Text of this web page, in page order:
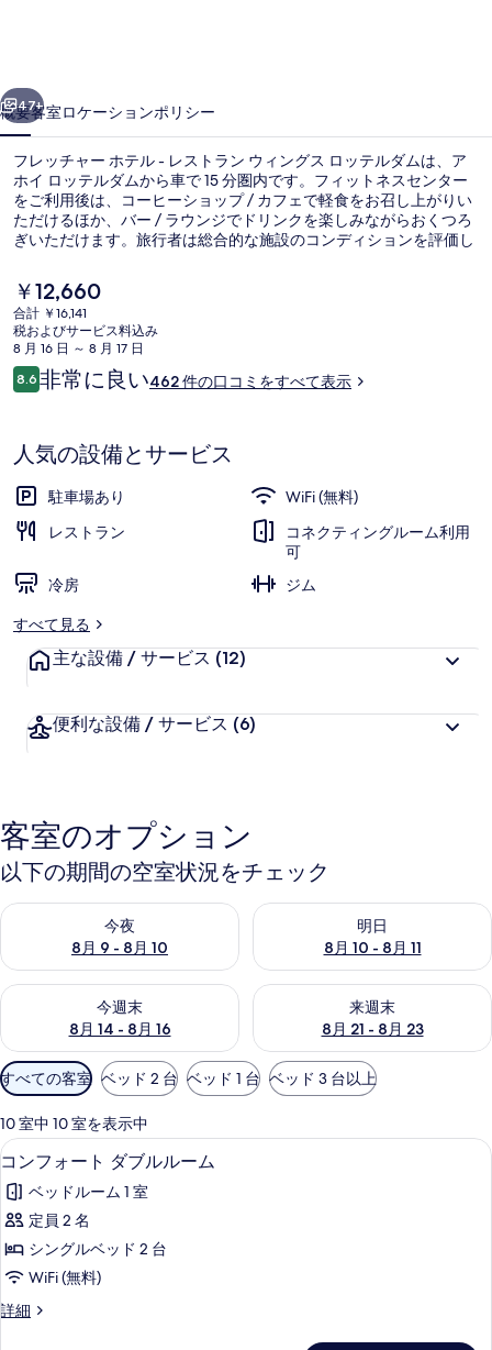
テ
ル
レ
ス
ト
ラ
ン
ウ
ン
グ
ス
ッ
テ
真
ギ
ャ
リ
次へ
47+
概要客室ロケーションポリシー
フレッチャー ホテル - レストラン ウィングス ロッテルダムは、ア
ホイ ロッテルダムから車で 15 分圏内です。フィットネスセンター
をご利用後は、コーヒーショップ / カフェで軽食をお召し上がりい
ただけるほか、バー / ラウンジでドリンクを楽しみながらおくつろ
ぎいただけます。旅行者は総合的な施設のコンディションを評価し
現
在
の
料
金
は
す
￥12,660
合計 ￥16,141
税およびサービス料込み
8 月 16 日 ～ 8 月 17 日
口
コ
8.610段階中8.6
非常に良い462 件の口コミをすべて表示
人気の設備とサービス
駐車場あり
WiFi (無料)
レストラン
コネクティングルーム利用
可
冷房
ジム
すべて見る
主な設備 / サービス (12)
便利な設備 / サービス (6)
客室のオプション
以下の期間の空室状況をチェック
今夜
8月 9 - 8月 10
今夜 8月 9 - 8月 10 の空室状況をチェック
明日
8月 10 - 8月 11
明日 8月 10 - 8月 11 の空室状
今週末
8月 14 - 8月 16
今週末 8月 14 - 8月 16 の空室状況をチェック
来週末
8月 21 - 8月 23
来週末 8月 21 - 8月 23 の空室
利
用
可
能
な
客
室
の
り
込
すべての客室 ベッド 2 台 ベッド 1 台 ベッド 3 台以上
10 室中 10 室を表示中
コ
ン
フ
ォ
ー
ダ
コンフォート ダブルルーム | セーフ
4
コンフォート ダブルルーム
ベッドルーム 1 室
定員 2 名
シングルベッド 2 台
WiFi (無料)
詳細
コ